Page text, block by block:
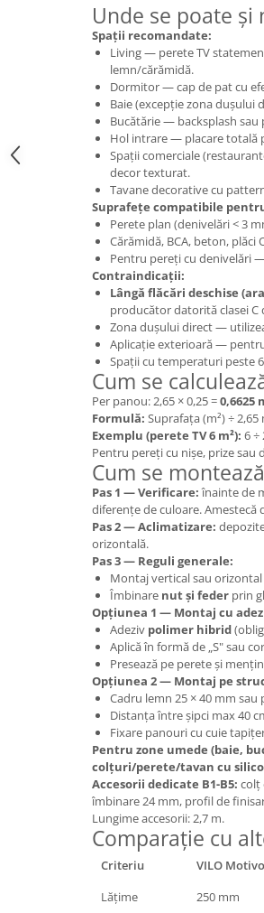
Unde se poate și
Spații recomandate:
Living — perete TV
lemn/cărămidă.
Dormitor — cap de pat cu
Baie (excepție zona
Bucătărie — backsplash
Hol intrare — placare totală
Spații comerciale
decor texturat.
Tavane decorative cu
Suprafețe compatibile
Perete plan (denivelări < 3
Cărămidă, BCA, beton, plăci
Pentru pereți cu denivelări
Contraindicații:
Lângă flăcări deschise
producător datorită clasei C
Zona dușului direct —
Aplicație exterioară —
Spații cu temperaturi peste
Cum se
Per panou: 2,65 × 0,25 =0,6625
Formulă: Suprafața (m²) ÷
Exemplu (perete TV 6 m²): 6 ÷
Pentru pereți cu nișe, prize sau
Cum se montează
Pas 1 — Verificare:înainte de
diferențe de culoare.
Pas 2 — Aclimatizare:
orizontală.
Pas 3 — Reguli generale:
Montaj vertical sau
Îmbinare nut și feder prin
Opțiunea 1 — Montaj cu
Adeziv polimer hibrid
Aplică în formă de „S" sau
Presează pe perete și
Opțiunea 2 — Montaj pe
Cadru lemn 25 × 40 mm
Distanța între șipci max 40
Fixare panouri cu cuie
Pentru zone umede (baie,
colțuri/perete/tavan cu
Accesorii dedicate B1-B5: colț
îmbinare 24 mm, profil de
Lungime accesorii: 2,7 m.
Comparație cu
Criteriu VILO Motivo
Lățime
250 mm